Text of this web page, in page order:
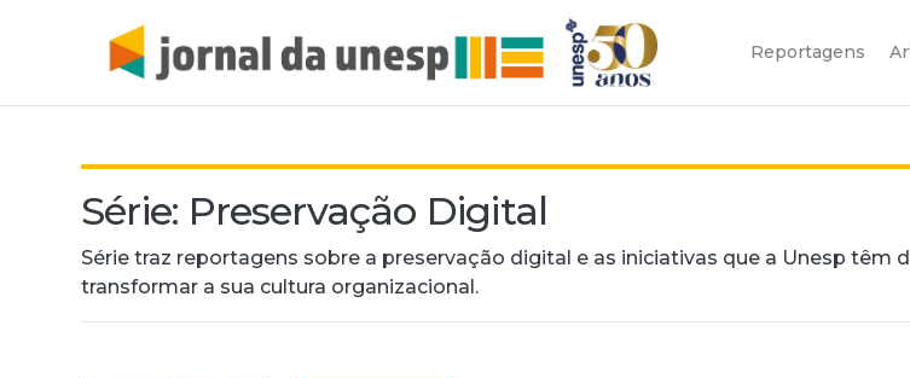
Reportagens
Série: Preservação Digital
Série traz reportagens sobre a preservação digital e as iniciativas que a Unesp têm
transformar a sua cultura organizacional.